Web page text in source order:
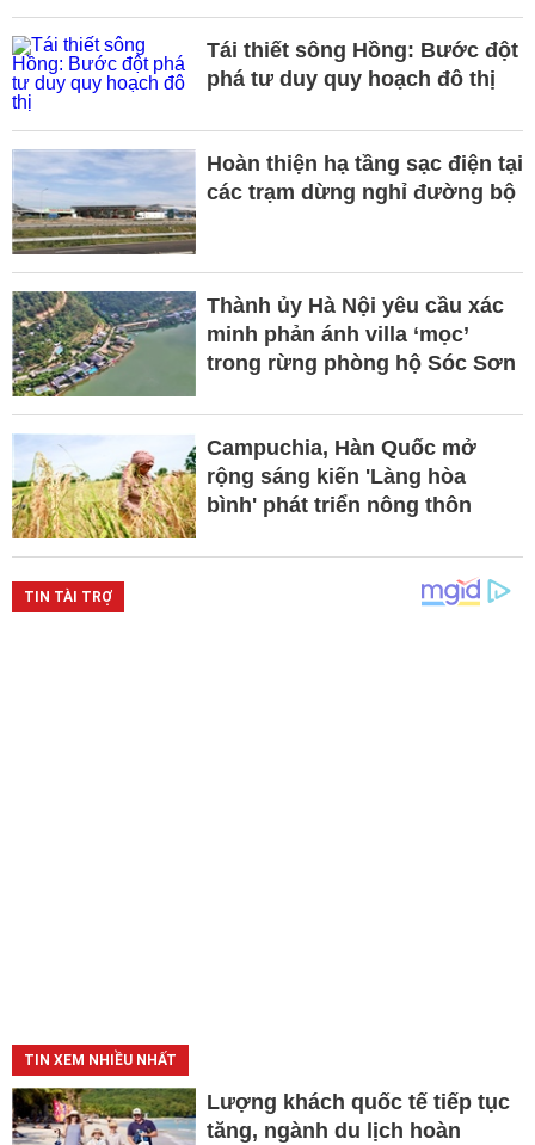
Tái thiết sông Hồng: Bước đột
phá tư duy quy hoạch đô thị
Hoàn thiện hạ tầng sạc điện tại
các trạm dừng nghỉ đường bộ
Thành ủy Hà Nội yêu cầu xác
minh phản ánh villa ‘mọc’
trong rừng phòng hộ Sóc Sơn
Campuchia, Hàn Quốc mở
rộng sáng kiến 'Làng hòa
bình' phát triển nông thôn
TIN XEM NHIỀU NHẤT
Lượng khách quốc tế tiếp tục
tăng, ngành du lịch hoàn